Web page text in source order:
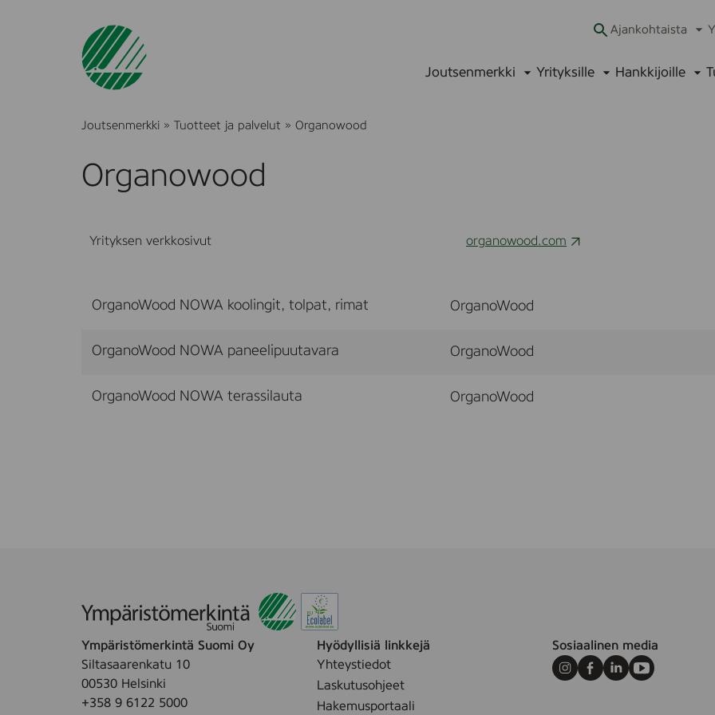
Ajankohtaista
Joutsenmerkki Yrityksille Hankkijoille
Joutsenmerkki » Tuotteet ja palvelut » Organowood
Organowood
Yrityksen verkkosivut organowood.com
OrganoWood NOWA koolingit, tolpat, rimat OrganoWood
OrganoWood NOWA paneelipuutavara OrganoWood
OrganoWood NOWA terassilauta OrganoWood
Ympäristömerkintä Suomi Oy
Siltasaarenkatu 10
00530 Helsinki
+358 9 6122 5000
Hyödyllisiä linkkejä
Yhteystiedot
Laskutusohjeet
Hakemusportaali
Sosiaalinen media
Instagram
Facebook
LinkedInYoutube